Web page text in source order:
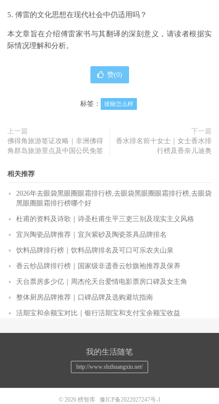
5. 傅雷的文化思想在现代社会中仍适用吗？
本文章旨在介绍傅雷家书与其翻译的深刻意义，请读者根据实
际情况理解和分析。
赞(0)
标签： 彼丽怎么样
上一篇
佛得角旅游签证攻略｜非洲佛得
角群岛旅游景点及中国公民免签
下一篇
香水排名前十女士｜女士香水排
行榜及香奈儿迪奥
相关推荐
2026年去眼袋黑眼圈眼霜排行榜,去眼袋黑眼圈眼霜排行榜,去眼袋
黑眼圈眼霜排行榜哪个好
杜甫的资料及诗歌｜诗圣杜甫生平三吏三别及现实主义风格
宜兴陶瓷品牌推荐｜宜兴紫砂及陶瓷茶具品牌排名
饮料品牌排行榜｜饮料品牌排名及可口可乐农夫山泉
香云纱品牌排行榜｜国家级非遗香云纱旗袍推荐及保养
天台票房多少亿｜周杰伦天台爱情电影票房口碑及女主角
整体厨房品牌推荐｜口碑品牌及选购避坑指南
活期宝和余额宝对比｜银行活期宝和支付宝余额宝收益
我的生活随笔
http://www.shzhuangxiu.net/
© 2026 榜智库 豫ICP备2022027247号-1